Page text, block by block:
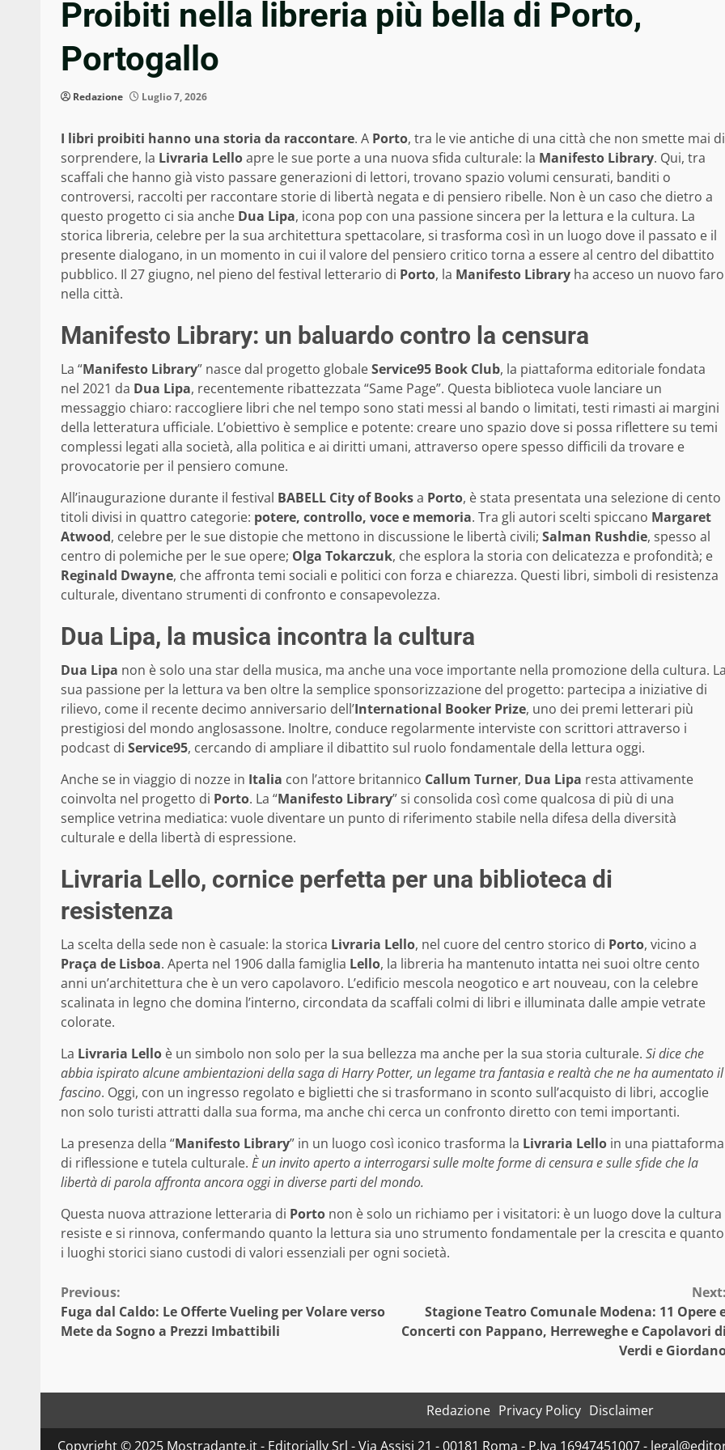
Proibiti nella libreria più bella di Porto,
Portogallo
Redazione Luglio 7, 2026
I libri proibiti hanno una storia da raccontare. A Porto, tra le vie antiche di una città che non smette mai di
sorprendere, la Livraria Lelloapre le sue porte a una nuova sfida culturale: la Manifesto Library. Qui, tra
scaffali che hanno già visto passare generazioni di lettori, trovano spazio volumi censurati, banditi o
controversi, raccolti per raccontare storie di libertà negata e di pensiero ribelle. Non è un caso che dietro a
questo progetto ci sia anche Dua Lipa, icona pop con una passione sincera per la lettura e la cultura. La
storica libreria, celebre per la sua architettura spettacolare, si trasforma così in un luogo dove il passato e il
presente dialogano, in un momento in cui il valore del pensiero critico torna a essere al centro del dibattito
pubblico. Il 27 giugno, nel pieno del festival letterario di Porto, la Manifesto Library ha acceso un nuovo faro
nella città.
Manifesto Library: un baluardo contro la censura
La “Manifesto Library” nasce dal progetto globaleService95 Book Club, la piattaforma editoriale fondata
nel 2021 da Dua Lipa, recentemente ribattezzata “Same Page”. Questa biblioteca vuole lanciare un
messaggio chiaro: raccogliere libri che nel tempo sono stati messi al bando o limitati, testi rimasti ai margini
della letteratura ufficiale. L’obiettivo è semplice e potente: creare uno spazio dove si possa riflettere su temi
complessi legati alla società, alla politica e ai diritti umani, attraverso opere spesso difficili da trovare e
provocatorie per il pensiero comune.
All’inaugurazione durante il festival BABELL City of Booksa Porto, è stata presentata una selezione di cento
titoli divisi in quattro categorie: potere, controllo, voce e memoria. Tra gli autori scelti spiccano Margaret
Atwood, celebre per le sue distopie che mettono in discussione le libertà civili; Salman Rushdie, spesso al
centro di polemiche per le sue opere; Olga Tokarczuk, che esplora la storia con delicatezza e profondità; e
Reginald Dwayne, che affronta temi sociali e politici con forza e chiarezza. Questi libri, simboli di resistenza
culturale, diventano strumenti di confronto e consapevolezza.
Dua Lipa, la musica incontra la cultura
Dua Lipa non è solo una star della musica, ma anche una voce importante nella promozione della cultura.
sua passione per la lettura va ben oltre la semplice sponsorizzazione del progetto: partecipa a iniziative di
rilievo, come il recente decimo anniversario dell’International Booker Prize, uno dei premi letterari più
prestigiosi del mondo anglosassone. Inoltre, conduce regolarmente interviste con scrittori attraverso i
podcast di Service95, cercando di ampliare il dibattito sul ruolo fondamentale della lettura oggi.
Anche se in viaggio di nozze in Italia con l’attore britannico Callum Turner, Dua Lipa resta attivamente
coinvolta nel progetto di Porto. La “Manifesto Library” si consolida così come qualcosa di più di una
semplice vetrina mediatica: vuole diventare un punto di riferimento stabile nella difesa della diversità
culturale e della libertà di espressione.
Livraria Lello, cornice perfetta per una biblioteca di
resistenza
La scelta della sede non è casuale: la storica Livraria Lello, nel cuore del centro storico di Porto, vicino a
Praça de Lisboa. Aperta nel 1906 dalla famiglia Lello, la libreria ha mantenuto intatta nei suoi oltre cento
anni un’architettura che è un vero capolavoro. L’edificio mescola neogotico e art nouveau, con la celebre
scalinata in legno che domina l’interno, circondata da scaffali colmi di libri e illuminata dalle ampie vetrate
colorate.
La Livraria Lello è un simbolo non solo per la sua bellezza ma anche per la sua storia culturale. Si dice che
abbia ispirato alcune ambientazioni della saga di Harry Potter, un legame tra fantasia e realtà che ne ha aumentato il
fascino. Oggi, con un ingresso regolato e biglietti che si trasformano in sconto sull’acquisto di libri, accoglie
non solo turisti attratti dalla sua forma, ma anche chi cerca un confronto diretto con temi importanti.
La presenza della “Manifesto Library” in un luogo così iconico trasforma la Livraria Lello in una piattaforma
di riflessione e tutela culturale. È un invito aperto a interrogarsi sulle molte forme di censura e sulle sfide che la
libertà di parola affronta ancora oggi in diverse parti del mondo.
Questa nuova attrazione letteraria di Porto non è solo un richiamo per i visitatori: è un luogo dove la cultura
resiste e si rinnova, confermando quanto la lettura sia uno strumento fondamentale per la crescita e quanto
i luoghi storici siano custodi di valori essenziali per ogni società.
Continue
Reading
Previous:
Fuga dal Caldo: Le Offerte Vueling per Volare verso
Mete da Sogno a Prezzi Imbattibili
Stagione Teatro Comunale Modena: 11 Opere
Concerti con Pappano, Herreweghe e Capolavori
Verdi e
Redazione Privacy Policy Disclaimer
Copyright © 2025 Mostradante.it - Editorially Srl - Via Assisi 21 - 00181 Roma - P.Iva 16947451007 -